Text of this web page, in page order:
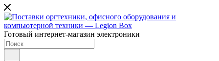
Готовый интернет-магазин электроники